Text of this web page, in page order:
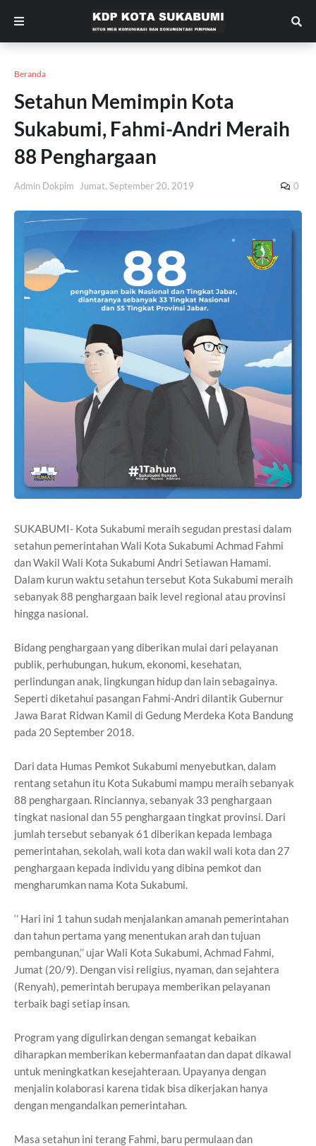
Beranda
Setahun Memimpin Kota
Sukabumi, Fahmi-Andri Meraih
88 Penghargaan
Admin Dokpim Jumat, September 20, 2019 0
SUKABUMI- Kota Sukabumi meraih segudan prestasi dalam
setahun pemerintahan Wali Kota Sukabumi Achmad Fahmi
dan Wakil Wali Kota Sukabumi Andri Setiawan Hamami.
Dalam kurun waktu setahun tersebut Kota Sukabumi meraih
sebanyak 88 penghargaan baik level regional atau provinsi
hingga nasional.
Bidang penghargaan yang diberikan mulai dari pelayanan
publik, perhubungan, hukum, ekonomi, kesehatan,
perlindungan anak, lingkungan hidup dan lain sebagainya.
Seperti diketahui pasangan Fahmi-Andri dilantik Gubernur
Jawa Barat Ridwan Kamil di Gedung Merdeka Kota Bandung
pada 20 September 2018.
Dari data Humas Pemkot Sukabumi menyebutkan, dalam
rentang setahun itu Kota Sukabumi mampu meraih sebanyak
88 penghargaan. Rinciannya, sebanyak 33 penghargaan
tingkat nasional dan 55 penghargaan tingkat provinsi. Dari
jumlah tersebut sebanyak 61 diberikan kepada lembaga
pemerintahan, sekolah, wali kota dan wakil wali kota dan 27
penghargaan kepada individu yang dibina pemkot dan
mengharumkan nama Kota Sukabumi.
‘’ Hari ini 1 tahun sudah menjalankan amanah pemerintahan
dan tahun pertama yang menentukan arah dan tujuan
pembangunan,’’ ujar Wali Kota Sukabumi, Achmad Fahmi,
Jumat (20/9). Dengan visi religius, nyaman, dan sejahtera
(Renyah), pemerintah berupaya memberikan pelayanan
terbaik bagi setiap insan.
Program yang digulirkan dengan semangat kebaikan
diharapkan memberikan kebermanfaatan dan dapat dikawal
untuk meningkatkan kesejahteraan. Upayanya dengan
menjalin kolaborasi karena tidak bisa dikerjakan hanya
dengan mengandalkan pemerintahan.
Masa setahun ini terang Fahmi, baru permulaan dan